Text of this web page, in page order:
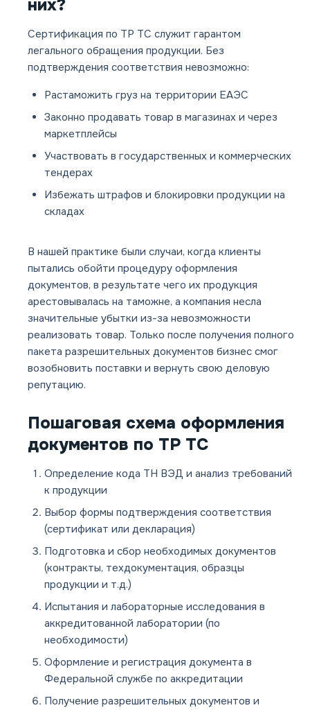
них?
Сертификация по ТР ТС служит гарантом
легального обращения продукции. Без
подтверждения соответствия невозможно:
Растаможить груз на территории ЕАЭС
Законно продавать товар в магазинах и через
маркетплейсы
Участвовать в государственных и коммерческих
тендерах
Избежать штрафов и блокировки продукции на
складах
В нашей практике были случаи, когда клиенты
пытались обойти процедуру оформления
документов, в результате чего их продукция
арестовывалась на таможне, а компания несла
значительные убытки из-за невозможности
реализовать товар. Только после получения полного
пакета разрешительных документов бизнес смог
возобновить поставки и вернуть свою деловую
репутацию.
Пошаговая схема оформления
документов по ТР ТС
Определение кода ТН ВЭД и анализ требований
к продукции
Выбор формы подтверждения соответствия
(сертификат или декларация)
Подготовка и сбор необходимых документов
(контракты, техдокументация, образцы
продукции и т.д.)
Испытания и лабораторные исследования в
аккредитованной лаборатории (по
необходимости)
Оформление и регистрация документа в
Федеральной службе по аккредитации
Получение разрешительных документов и